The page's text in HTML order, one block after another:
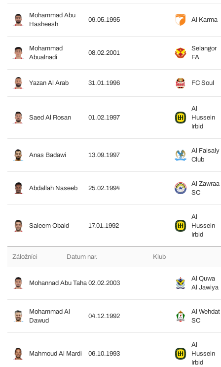
Mohammad Abu
Hasheesh
09.05.1995 Al Karma
Mohammad
Abualnadi
08.02.2001
Selangor
FA
Yazan Al Arab 31.01.1996 FC Soul
Saed Al Rosan 01.02.1997
Al
Hussein
Irbid
Anas Badawi 13.09.1997
Al Faisaly
Club
Abdallah Naseeb 25.02.1994
Al Zawraa
SC
Saleem Obaid 17.01.1992
Al
Hussein
Irbid
Záložníci Datum nar. Klub
Mohannad Abu Taha 02.02.2003
Al Quwa
Al Jawiya
Mohammad Al
Dawud
04.12.1992
Al Wehdat
SC
Mahmoud Al Mardi 06.10.1993
Al
Hussein
Irbid